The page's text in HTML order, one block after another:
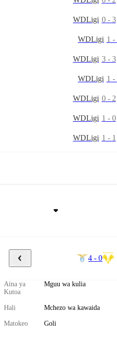
WDLigi 0- 3
WDLigi 1 -
WDLigi 3- 3
WDLigi 1 -
WDLigi 0- 2
WDLigi 1 - 0
WDLigi 1 - 1
4 - 0
Aina ya
Kutoa
Mguu wa kulia
Hali Mchezo wa kawaida
Matokeo Goli